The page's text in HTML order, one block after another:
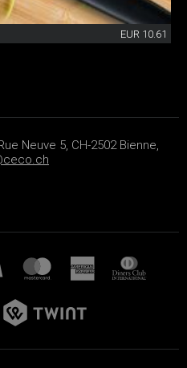
EUR 10.61
Neuve 5, CH-2502 Bienne,